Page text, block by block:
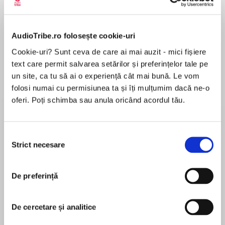
AudioTribe.ro folosește cookie-uri
Cookie-uri? Sunt ceva de care ai mai auzit - mici fișiere
text care permit salvarea setărilor și preferințelor tale pe
un site, ca tu să ai o experiență cât mai bună. Le vom
folosi numai cu permisiunea ta și îți mulțumim dacă ne-o
oferi. Poți schimba sau anula oricând acordul tău.
consimțământului
Strict necesare
De preferință
De cercetare și analitice
Sohn Won-pyung
Desprecarte
Prima Ballerina Darcey Bussell takes you on a
captivating journey to a faraway land of ballet
and magic, the wonderful world of Enchantia!
Princess Aurelia has fallen under a wicked spell
and just won’t wake up! Can Delphi and the
Princess’s fairy godmother, Lila, find the prince
can break the spell? Or will Aurelia remain
În acest moment nu există recenzii
Darcey Bussell